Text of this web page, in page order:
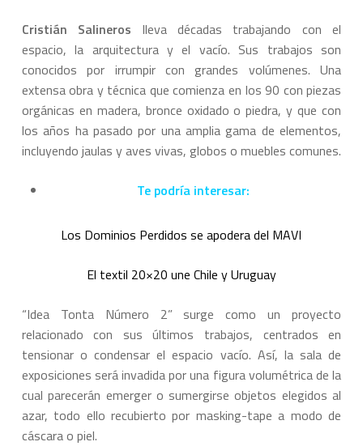
Cristián Salineros lleva décadas trabajando con el
espacio, la arquitectura y el vacío. Sus trabajos son
conocidos por irrumpir con grandes volúmenes. Una
extensa obra y técnica que comienza en los 90 con piezas
orgánicas en madera, bronce oxidado o piedra, y que con
los años ha pasado por una amplia gama de elementos,
incluyendo jaulas y aves vivas, globos o muebles comunes.
Te podría interesar:
Los Dominios Perdidos se apodera del MAVI
El textil 20×20 une Chile y Uruguay
“Idea Tonta Número 2” surge como un proyecto
relacionado con sus últimos trabajos, centrados en
tensionar o condensar el espacio vacío. Así, la sala de
exposiciones será invadida por una figura volumétrica de la
cual parecerán emerger o sumergirse objetos elegidos al
azar, todo ello recubierto por masking-tape a modo de
cáscara o piel.